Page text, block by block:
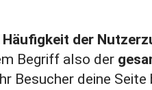
der
Begriff also der
Besucher deine